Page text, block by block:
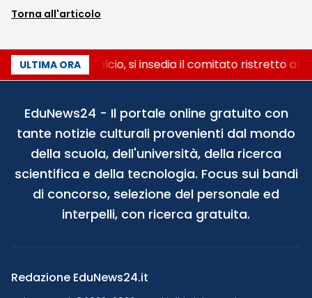
Torna all'articolo
ULTIMA ORA
Riforma del calcio, si insedia il comitato ristretto al
EduNews24 - Il portale online gratuito con
tante notizie culturali provenienti dal mondo
della scuola, dell'università, della ricerca
scientifica e della tecnologia. Focus sui bandi
di concorso, selezione del personale ed
interpelli, con ricerca gratuita.
Redazione EduNews24.it